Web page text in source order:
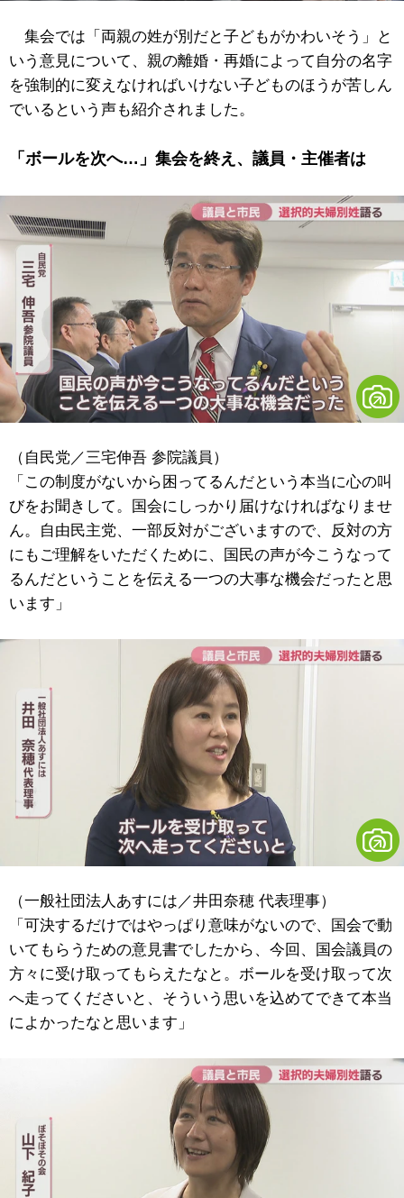
集会では「両親の姓が別だと子どもがかわいそう」と
いう意見について、親の離婚・再婚によって自分の名字
を強制的に変えなければいけない子どものほうが苦しん
でいるという声も紹介されました。
「ボールを次へ…」集会を終え、議員・主催者は
（自民党／三宅伸吾 参院議員）
「この制度がないから困ってるんだという本当に心の叫
びをお聞きして。国会にしっかり届けなければなりませ
ん。自由民主党、一部反対がございますので、反対の方
にもご理解をいただくために、国民の声が今こうなって
るんだということを伝える一つの大事な機会だったと思
います」
（一般社団法人あすには／井田奈穂 代表理事）
「可決するだけではやっぱり意味がないので、国会で動
いてもらうための意見書でしたから、今回、国会議員の
方々に受け取ってもらえたなと。ボールを受け取って次
へ走ってくださいと、そういう思いを込めてできて本当
によかったなと思います」